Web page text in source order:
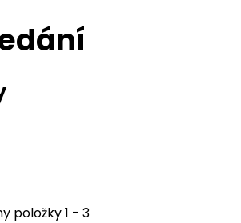
položky 1 - 3